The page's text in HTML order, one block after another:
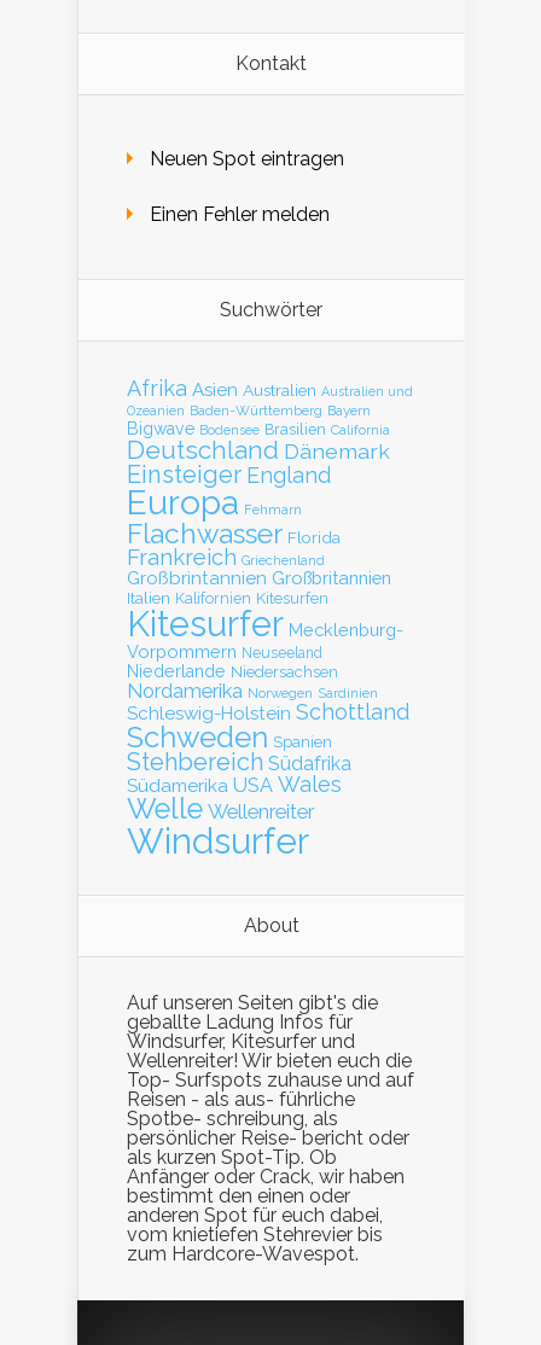
Kontakt
Neuen Spot eintragen
Einen Fehler melden
Suchwörter
Afrika Asien Australien Australien und
Ozeanien Baden-Württemberg Bayern
Bigwave Bodensee Brasilien California
Deutschland Dänemark
Einsteiger England
Europa Fehmarn
Flachwasser Florida
Frankreich Griechenland
Großbrintannien Großbritannien
Italien Kalifornien Kitesurfen
Kitesurfer Mecklenburg-
Vorpommern Neuseeland
Niederlande Niedersachsen
Nordamerika Norwegen Sardinien
Schleswig-Holstein Schottland
Schweden Spanien
Stehbereich Südafrika
Südamerika USA Wales
Welle Wellenreiter
Windsurfer
About
Auf unseren Seiten gibt's die
geballte Ladung Infos für
Windsurfer, Kitesurfer und
Wellenreiter! Wir bieten euch die
Top- Surfspots zuhause und auf
Reisen - als aus- führliche
Spotbe- schreibung, als
persönlicher Reise- bericht oder
als kurzen Spot-Tip. Ob
Anfänger oder Crack, wir haben
bestimmt den einen oder
anderen Spot für euch dabei,
vom knietiefen Stehrevier bis
zum Hardcore-Wavespot.